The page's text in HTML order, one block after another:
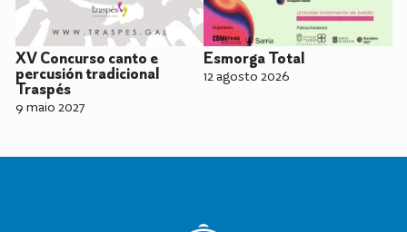
XV Concurso canto e
percusión tradicional
Traspés
9 maio 2027
Esmorga Total
12 agosto 2026